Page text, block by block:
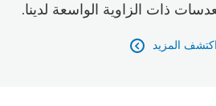
ذات الزاوية الواسعة لدينا.
اكتشف المزيد 